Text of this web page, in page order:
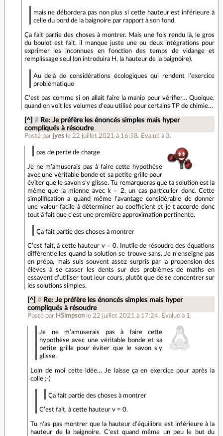
mais ne débordera pas non plus si cette hauteur est inférieure à
celle du bord de la baignoire par rapport à son fond.
Ça fait partie des choses à montrer. Mais une fois rendu là, le gros
du boulot est fait, il manque juste une ou deux intégrations pour
exprimer les inconnues en fonction des temps de vidange et
remplissage seul (on introduira H, la hauteur de la baignoire).
Au delà de considérations écologiques qui rendent l’exercice
problématique
C'est pas comme si on allait faire la manip pour vérifier… Quoique,
quand on voit les volumes d'eau utilisé pour certains TP de chimie…
[^] # Re: Je préfère les énoncés simples mais hyper
compliqués à résoudre
Posté par jyes le 22 juillet 2021 à 16:58. Évalué à 3.
pas de perte de charge
Je ne m’amuserais pas à faire cette hypothèse
avec une véritable bonde et sa petite grille pour
éviter que le savon s’y glisse. Tu remarqueras que ta solution est la
même que la mienne avec k = 2, un cas particulier donc. Cette
simplification a quand même l’avantage considérable de donner
une valeur facile à déterminer au coefficient et je t’accorde donc
tout à fait que c’est une première approximation pertinente.
Ça fait partie des choses à montrer
C’est fait, à cette hauteur v = 0. Inutile de résoudre des équations
différentielles quand la solution se trouve sans. Je n’enseigne pas
en prépa, mais suis souvent assez surpris par la propension des
élèves à se casser les dents sur des problèmes de maths en
essayent d’utiliser tout leur cours, plutôt que de se concentrer sur
les solutions simples.
[^] # Re: Je préfère les énoncés simples mais hyper
compliqués à résoudre
Posté par HSimpson le 22 juillet 2021 à 17:24. Évalué à 1 .
Je ne m’amuserais pas à faire cette
hypothèse avec une véritable bonde et sa
petite grille pour éviter que le savon s’y
glisse.
Loin de moi cette idée… Je laisse ça en exercice pour après la
colle ;-)
Ça fait partie des choses à montrer
C’est fait, à cette hauteur v = 0.
Tu n'as pas montrer que la hauteur d'équilibre est inférieure à la
hauteur de la baignoire. C'est quand même un peu le but du